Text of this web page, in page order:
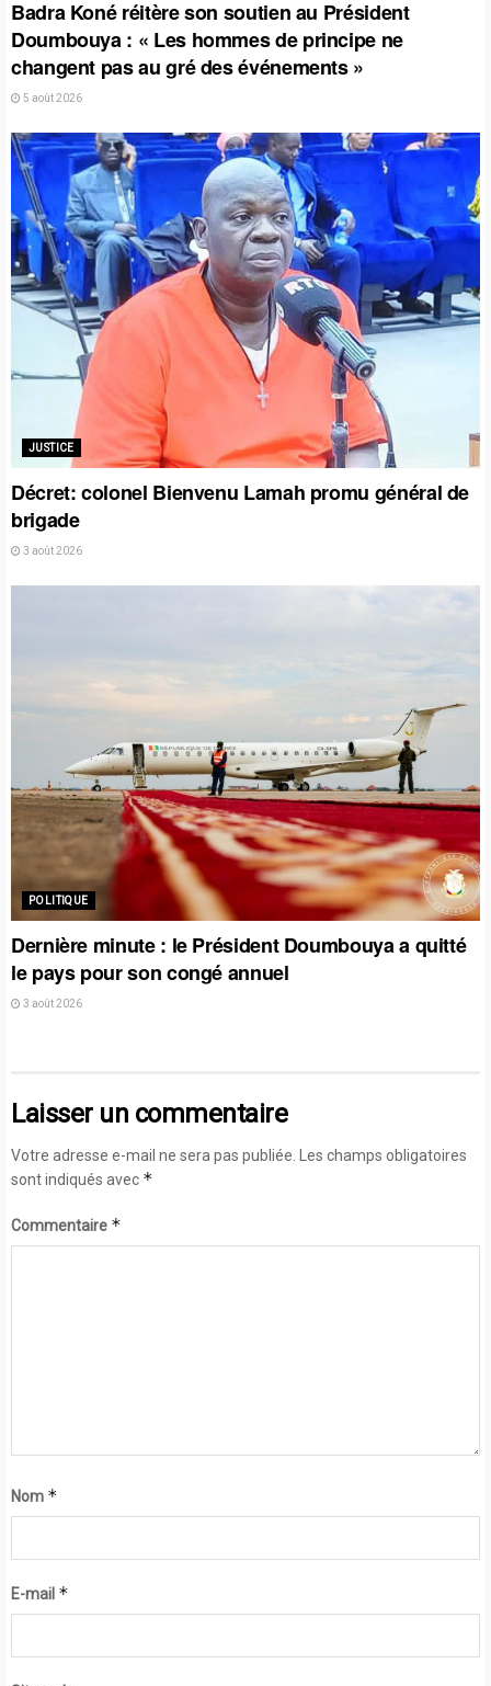
Badra Koné réitère son soutien au Président
Doumbouya : « Les hommes de principe ne
changent pas au gré des événements »
5 août 2026
JUSTICE
Décret: colonel Bienvenu Lamah promu général de
brigade
3 août 2026
POLITIQUE
Dernière minute : le Président Doumbouya a quitté
le pays pour son congé annuel
3 août 2026
Laisser un commentaire
Votre adresse e-mail ne sera pas publiée.
Les champs obligatoires
sont indiqués avec *
Commentaire *
Nom *
E-mail *